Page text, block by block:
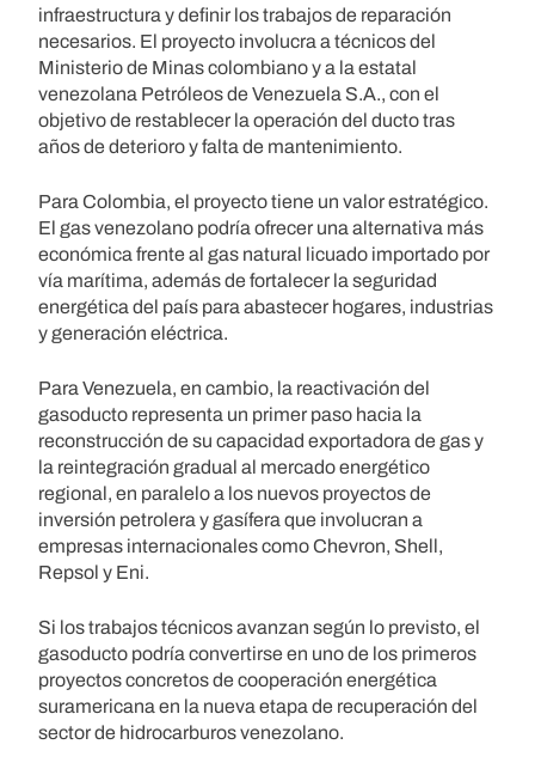
infraestructura y definir los trabajos de reparación
necesarios. El proyecto involucra a técnicos del
Ministerio de Minas colombiano y a la estatal
venezolana Petróleos de Venezuela S.A., con el
objetivo de restablecer la operación del ducto tras
años de deterioro y falta de mantenimiento.
Para Colombia, el proyecto tiene un valor estratégico.
El gas venezolano podría ofrecer una alternativa más
económica frente al gas natural licuado importado por
vía marítima, además de fortalecer la seguridad
energética del país para abastecer hogares, industrias
y generación eléctrica.
Para Venezuela, en cambio, la reactivación del
gasoducto representa un primer paso hacia la
reconstrucción de su capacidad exportadora de gas y
la reintegración gradual al mercado energético
regional, en paralelo a los nuevos proyectos de
inversión petrolera y gasífera que involucran a
empresas internacionales como Chevron, Shell,
Repsol y Eni.
Si los trabajos técnicos avanzan según lo previsto, el
gasoducto podría convertirse en uno de los primeros
proyectos concretos de cooperación energética
suramericana en la nueva etapa de recuperación del
sector de hidrocarburos venezolano.